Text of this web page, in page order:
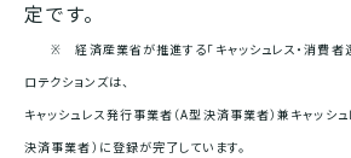
定です。
※ 経済産業省が推進する「キャッシュレス・消費者還
ロテクションズは、
キャッシュレス発行事業者（A型決済事業者）兼キャッシ
決済事業者）に登録が完了しています。